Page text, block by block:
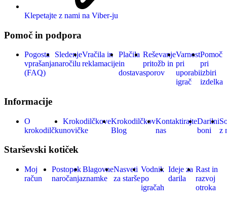
Klepetajte z nami na Viber-ju
Pomoč in podpora
Pogosta
vprašanja
(FAQ)
Sledenje
naročilu
Vračila in
reklamacije
Plačila
in
dostava
Reševanje
pritožb in
sporov
Varnost
pri
uporabi
igrač
Pomoč
pri
izbiri
izdelka
Informacije
O
krokodilčku
Krokodilčkove
novičke
Krokodilčkov
Blog
Kontaktirajte
nas
Darilni
boni
z
Starševski kotiček
Moj
račun
Postopek
naročanja
Blagovne
znamke
Nasveti
za starše
Vodnik
po
igračah
Ideje za
darila
Rast in
razvoj
otroka